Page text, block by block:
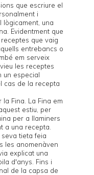
que escriure el
i
lògicament, una
Evidentment que
que vaig
entrebancs o
em serveix
les receptes
un especial
cas de la recepta
Fina. La Fina em
estiu, per
per a llaminers
a una recepta.
tieta feia
les anomenàven
explicat una
d'anys. Fins i
de la capsa de